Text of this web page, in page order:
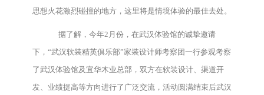
思想火花激烈碰撞的地方，这里将是情境体验的最佳去处。
据了解，今年2月份，在武汉体验馆的诚挚邀请
下，“武汉软装精英俱乐部”家装设计师考察团一行参观考察
了武汉体验馆及宜华木业总部，双方在软装设计、渠道开
发、业绩提高等方向进行了广泛交流，活动圆满结束后武汉